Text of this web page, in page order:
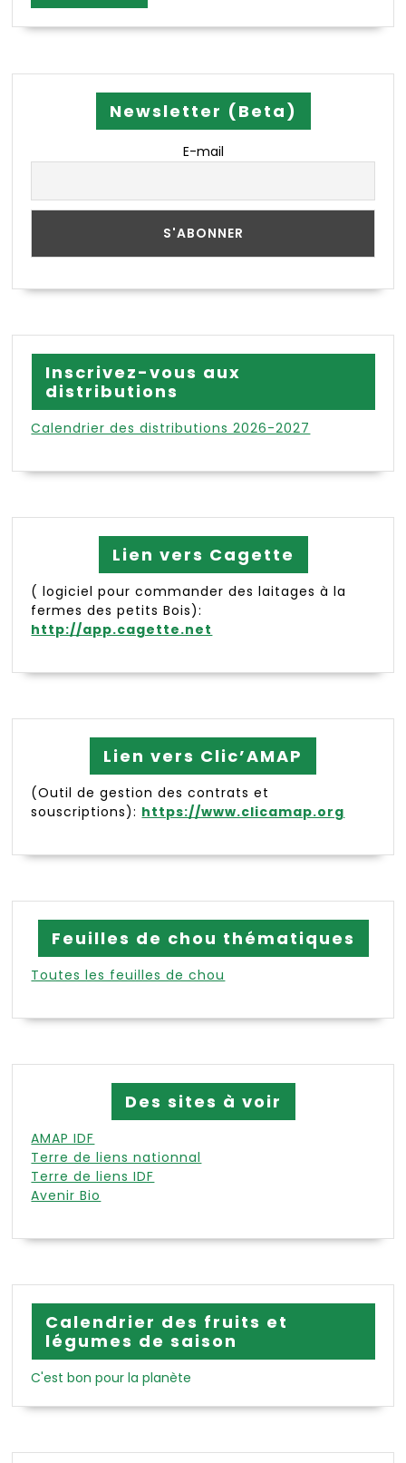
MORE
Newsletter (Beta)
E-mail
Inscrivez-vous aux
distributions
Calendrier des distributions 2026-2027
Lien vers Cagette
( logiciel pour commander des laitages à la
fermes des petits Bois):
http://app.cagette.net
Lien vers Clic’AMAP
(Outil de gestion des contrats et
souscriptions): https://www.clicamap.org
Feuilles de chou thématiques
Toutes les feuilles de chou
Des sites à voir
AMAP IDF
Terre de liens nationnal
Terre de liens IDF
Avenir Bio
Calendrier des fruits et
légumes de saison
C'est bon pour la planète